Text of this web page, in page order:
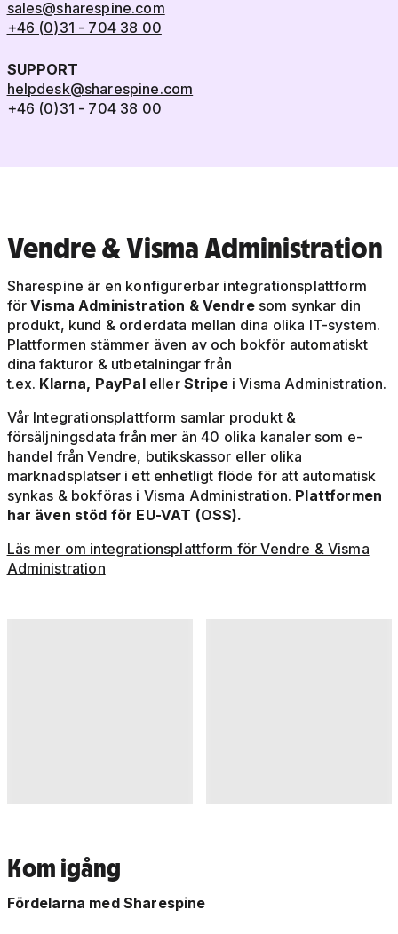
sales@sharespine.com
+46 (0)31 - 704 38 00
SUPPORT
helpdesk@sharespine.com
+46 (0)31 - 704 38 00
Vendre & Visma Administration
Sharespine är en konfigurerbar integrationsplattform
förVisma Administration & Vendresom synkar din
produkt, kund & orderdata mellan dina olika IT-system.
Plattformen stämmer även av och bokför automatiskt
dina fakturor & utbetalningar från
t.ex. Klarna, PayPaleller Stripei Visma Administration.
Vår Integrationsplattform samlar produkt &
försäljningsdata från mer än 40 olika kanaler som e-
handel från Vendre, butikskassor eller olika
marknadsplatser i ett enhetligt flöde för att automatisk
synkas & bokföras i Visma Administration. Plattformen
har även stöd för EU-VAT (OSS).
Läs mer om integrationsplattform för Vendre & Visma
Administration
Kom igång
Fördelarna med Sharespine